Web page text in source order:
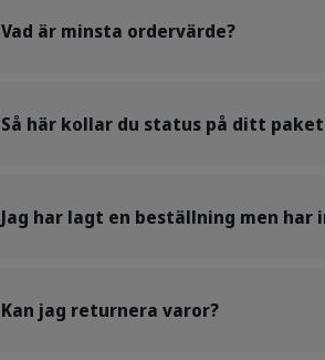
Vad är minsta ordervärde?
Så här kollar du status på ditt paket
Jag har lagt en beställning men
Kan jag returnera varor?